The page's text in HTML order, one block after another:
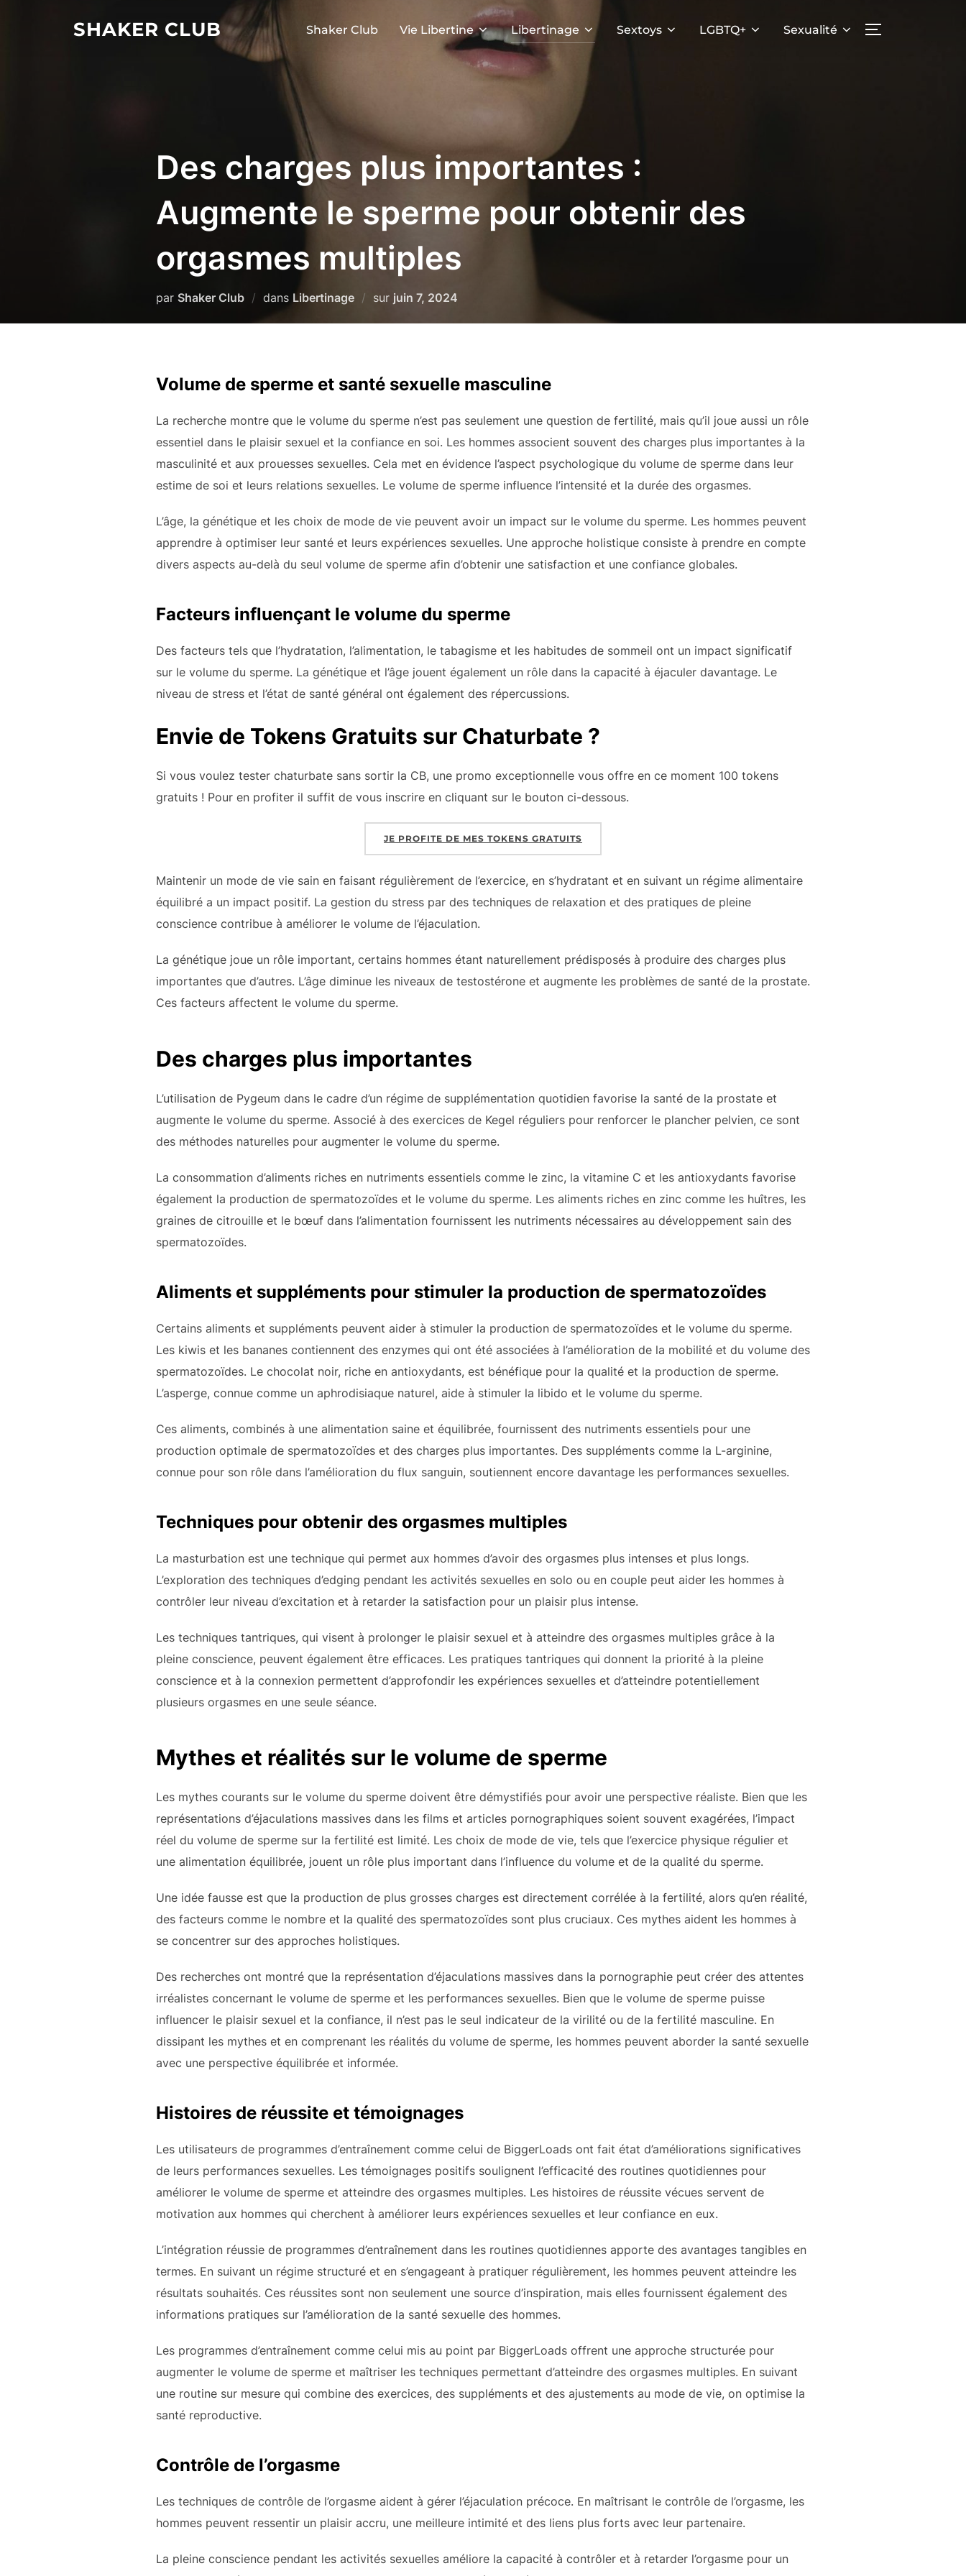
SHAKER CLUB Shaker Club Vie Libertine Libertinage Sextoys LGBTQ+ Sexualité PERMUTER
Des charges plus importantes :
Augmente le sperme pour obtenir des
orgasmes multiples
par Shaker Club dans Libertinage sur Publié
juin 7, 2024
Volume de sperme et santé sexuelle masculine
La recherche montre que le volume du sperme n’est pas seulement une question de fertilité, mais qu’il joue aussi un rôle
essentiel dans le plaisir sexuel et la confiance en soi. Les hommes associent souvent des charges plus importantes à la
masculinité et aux prouesses sexuelles. Cela met en évidence l’aspect psychologique du volume de sperme dans leur
estime de soi et leurs relations sexuelles. Le volume de sperme influence l’intensité et la durée des orgasmes.
L’âge, la génétique et les choix de mode de vie peuvent avoir un impact sur le volume du sperme. Les hommes peuvent
apprendre à optimiser leur santé et leurs expériences sexuelles. Une approche holistique consiste à prendre en compte
divers aspects au-delà du seul volume de sperme afin d’obtenir une satisfaction et une confiance globales.
Facteurs influençant le volume du sperme
Des facteurs tels que l’hydratation, l’alimentation, le tabagisme et les habitudes de sommeil ont un impact significatif
sur le volume du sperme. La génétique et l’âge jouent également un rôle dans la capacité à éjaculer davantage. Le
niveau de stress et l’état de santé général ont également des répercussions.
Envie de Tokens Gratuits sur Chaturbate ?
Si vous voulez tester chaturbate sans sortir la CB, une promo exceptionnelle vous offre en ce moment 100 tokens
gratuits ! Pour en profiter il suffit de vous inscrire en cliquant sur le bouton ci-dessous.
JE PROFITE DE MES TOKENS GRATUITS
Maintenir un mode de vie sain en faisant régulièrement de l’exercice, en s’hydratant et en suivant un régime alimentaire
équilibré a un impact positif. La gestion du stress par des techniques de relaxation et des pratiques de pleine
conscience contribue à améliorer le volume de l’éjaculation.
La génétique joue un rôle important, certains hommes étant naturellement prédisposés à produire des charges plus
importantes que d’autres. L’âge diminue les niveaux de testostérone et augmente les problèmes de santé de la prostate.
Ces facteurs affectent le volume du sperme.
Des charges plus importantes
L’utilisation de Pygeum dans le cadre d’un régime de supplémentation quotidien favorise la santé de la prostate et
augmente le volume du sperme. Associé à des exercices de Kegel réguliers pour renforcer le plancher pelvien, ce sont
des méthodes naturelles pour augmenter le volume du sperme.
La consommation d’aliments riches en nutriments essentiels comme le zinc, la vitamine C et les antioxydants favorise
également la production de spermatozoïdes et le volume du sperme. Les aliments riches en zinc comme les huîtres, les
graines de citrouille et le bœuf dans l’alimentation fournissent les nutriments nécessaires au développement sain des
spermatozoïdes.
Aliments et suppléments pour stimuler la production de spermatozoïdes
Certains aliments et suppléments peuvent aider à stimuler la production de spermatozoïdes et le volume du sperme.
Les kiwis et les bananes contiennent des enzymes qui ont été associées à l’amélioration de la mobilité et du volume des
spermatozoïdes. Le chocolat noir, riche en antioxydants, est bénéfique pour la qualité et la production de sperme.
L’asperge, connue comme un aphrodisiaque naturel, aide à stimuler la libido et le volume du sperme.
Ces aliments, combinés à une alimentation saine et équilibrée, fournissent des nutriments essentiels pour une
production optimale de spermatozoïdes et des charges plus importantes. Des suppléments comme la L-arginine,
connue pour son rôle dans l’amélioration du flux sanguin, soutiennent encore davantage les performances sexuelles.
Techniques pour obtenir des orgasmes multiples
La masturbation est une technique qui permet aux hommes d’avoir des orgasmes plus intenses et plus longs.
L’exploration des techniques d’edging pendant les activités sexuelles en solo ou en couple peut aider les hommes à
contrôler leur niveau d’excitation et à retarder la satisfaction pour un plaisir plus intense.
Les techniques tantriques, qui visent à prolonger le plaisir sexuel et à atteindre des orgasmes multiples grâce à la
pleine conscience, peuvent également être efficaces. Les pratiques tantriques qui donnent la priorité à la pleine
conscience et à la connexion permettent d’approfondir les expériences sexuelles et d’atteindre potentiellement
plusieurs orgasmes en une seule séance.
Mythes et réalités sur le volume de sperme
Les mythes courants sur le volume du sperme doivent être démystifiés pour avoir une perspective réaliste. Bien que les
représentations d’éjaculations massives dans les films et articles pornographiques soient souvent exagérées, l’impact
réel du volume de sperme sur la fertilité est limité. Les choix de mode de vie, tels que l’exercice physique régulier et
une alimentation équilibrée, jouent un rôle plus important dans l’influence du volume et de la qualité du sperme.
Une idée fausse est que la production de plus grosses charges est directement corrélée à la fertilité, alors qu’en réalité,
des facteurs comme le nombre et la qualité des spermatozoïdes sont plus cruciaux. Ces mythes aident les hommes à
se concentrer sur des approches holistiques.
Des recherches ont montré que la représentation d’éjaculations massives dans la pornographie peut créer des attentes
irréalistes concernant le volume de sperme et les performances sexuelles. Bien que le volume de sperme puisse
influencer le plaisir sexuel et la confiance, il n’est pas le seul indicateur de la virilité ou de la fertilité masculine. En
dissipant les mythes et en comprenant les réalités du volume de sperme, les hommes peuvent aborder la santé sexuelle
avec une perspective équilibrée et informée.
Histoires de réussite et témoignages
Les utilisateurs de programmes d’entraînement comme celui de BiggerLoads ont fait état d’améliorations significatives
de leurs performances sexuelles. Les témoignages positifs soulignent l’efficacité des routines quotidiennes pour
améliorer le volume de sperme et atteindre des orgasmes multiples. Les histoires de réussite vécues servent de
motivation aux hommes qui cherchent à améliorer leurs expériences sexuelles et leur confiance en eux.
L’intégration réussie de programmes d’entraînement dans les routines quotidiennes apporte des avantages tangibles en
termes. En suivant un régime structuré et en s’engageant à pratiquer régulièrement, les hommes peuvent atteindre les
résultats souhaités. Ces réussites sont non seulement une source d’inspiration, mais elles fournissent également des
informations pratiques sur l’amélioration de la santé sexuelle des hommes.
Les programmes d’entraînement comme celui mis au point par BiggerLoads offrent une approche structurée pour
augmenter le volume de sperme et maîtriser les techniques permettant d’atteindre des orgasmes multiples. En suivant
une routine sur mesure qui combine des exercices, des suppléments et des ajustements au mode de vie, on optimise la
santé reproductive.
Contrôle de l’orgasme
Les techniques de contrôle de l’orgasme aident à gérer l’éjaculation précoce. En maîtrisant le contrôle de l’orgasme, les
hommes peuvent ressentir un plaisir accru, une meilleure intimité et des liens plus forts avec leur partenaire.
La pleine conscience pendant les activités sexuelles améliore la capacité à contrôler et à retarder l’orgasme pour un